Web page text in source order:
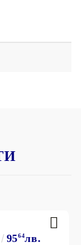
9564лв.